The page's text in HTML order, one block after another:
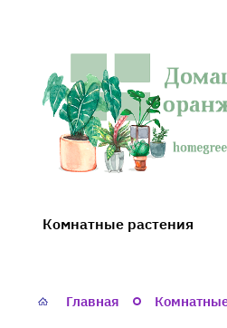
Домашняя
оранжерея
Комнатные растения
Главная